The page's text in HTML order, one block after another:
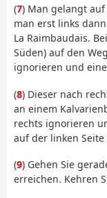
(7) Man gelangt
man erst links
La Raimbaudais.
Süden) auf den
ignorieren und
(8) Dieser nach
an einem
rechts ignorieren
auf der linken
(9) Gehen Sie
erreichen. Kehren